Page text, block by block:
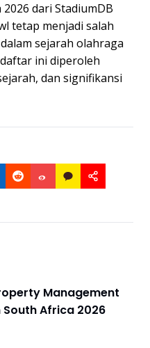
dari StadiumDB
tetap menjadi salah
sejarah olahraga
ini diperoleh
dan signifikansi
Management
South Africa 2026